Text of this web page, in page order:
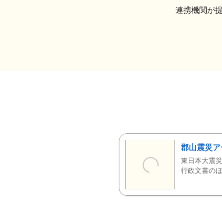
連携機関が
郡山震災
東日本大震
行政文書の